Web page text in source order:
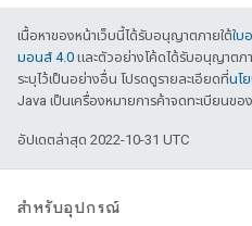
เนื้อหาของหน้าเว็บนี้ได้รับอนุญาตภายใต้ใบ
มอนส์ 4.0 และตัวอย่างโค้ดได้รับอนุญาตภ
ระบุไว้เป็นอย่างอื่น โปรดดูรายละเอียดที่นโ
Java เป็นเครื่องหมายการค้าจดทะเบียนข
อัปเดตล่าสุด 2022-10-31 UTC
สำหรับอุปกรณ์